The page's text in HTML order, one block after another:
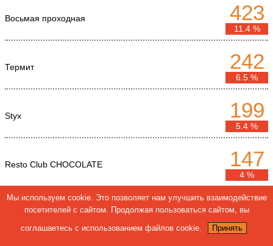
Восьмая проходная 423
11.4 %
Термит 242
6.5 %
Styx 199
5.4 %
Resto Club CHOCOLATE 147
4 %
Другой 146
4 %
Мы используем cookie. Это позволяет нам улучшить взаимодействие
посетителей с сайтом. Продолжая пользоваться сайтом, вы
соглашаетесь с использованием файлов cookie.
Принять